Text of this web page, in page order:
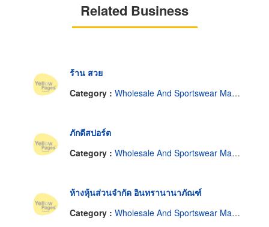
Related Business
ร้าน สวย
Category : Wholesale And Sportswear Manufacturer.
ภักดีสปอร์ต
Category : Wholesale And Sportswear Manufacturer.
ห้างหุ้นส่วนจำกัด อินทรานานาภัณฑ์
Category : Wholesale And Sportswear Manufacturer.